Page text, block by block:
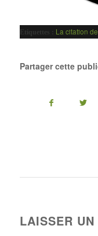
Etiquettes : La citation
Partager cette
LAISSER